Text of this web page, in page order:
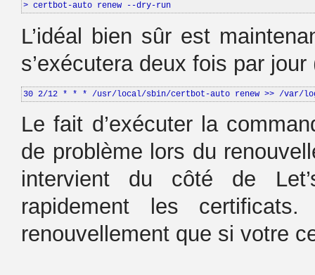
> certbot-auto renew --dry-run
L’idéal bien sûr est
s’exécutera deux fois par
30 2/12 * * * /usr/local/sbin/certbot-auto renew >> /var/
Le fait d’exécuter la
de problème lors du
intervient du côté de
rapidement les
renouvellement que si votre